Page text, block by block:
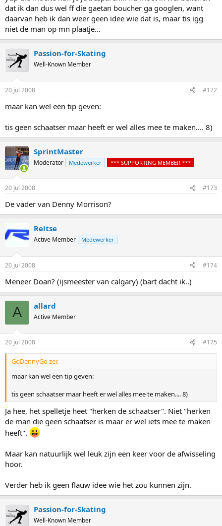
dat ik dan dus wel ff die gaetan boucher ga googlen, want
daarvan heb ik dan weer geen idee wie dat is, maar tis igg
niet de man op mn plaatje...
Passion-for-Skating
Well-Known Member
20 jul 2008 #172
maar kan wel een tip geven:
tis geen schaatser maar heeft er wel alles mee te maken.... 8)
SprintMaster
Moderator Medewerker *** SUPPORTING MEMBER ***
20 jul 2008 #173
De vader van Denny Morrison?
Reitse
Active Member Medewerker
20 jul 2008 #174
Meneer Doan? (ijsmeester van calgary) (bart dacht ik..)
A allard
Active Member
20 jul 2008 #175
GoDennyGo zei:
maar kan wel een tip geven:
tis geen schaatser maar heeft er wel alles mee te maken.... 8)
Ja hee, het spelletje heet "herken de schaatser". Niet "herken
de man die geen schaatser is maar er wel iets mee te maken
heeft".
Maar kan natuurlijk wel leuk zijn een keer voor de afwisseling
hoor.
Verder heb ik geen flauw idee wie het zou kunnen zijn.
Passion-for-Skating
Well-Known Member